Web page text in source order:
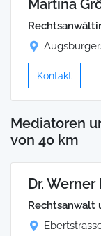
Martina
Kontakt
Mediatoren
von 40 km
Dr.
Rechtsanwalt